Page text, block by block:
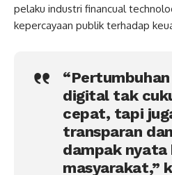
pelaku industri financual
kepercayaan publik terhadap
digital tak
cepat, tapi
transparan
dampak nyata
masyarakat,”